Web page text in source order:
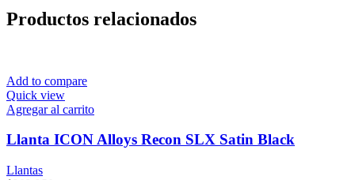
Productos relacionados
Add to compare
Quick view
Agregar al carrito
Llanta ICON Alloys Recon SLX Satin Black
Llantas